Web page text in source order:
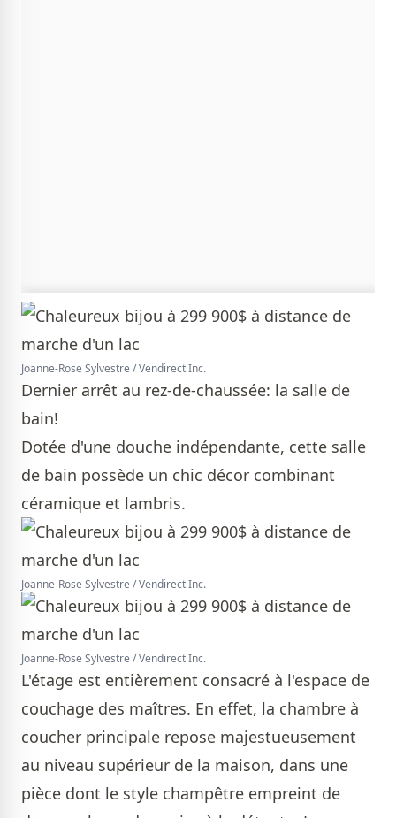
Joanne-Rose Sylvestre / Vendirect Inc.
Dernier arrêt au rez-de-chaussée: la salle de
bain!
Dotée d'une douche indépendante, cette salle
de bain possède un chic décor combinant
céramique et lambris.
Joanne-Rose Sylvestre / Vendirect Inc.
Joanne-Rose Sylvestre / Vendirect Inc.
L'étage est entièrement consacré à l'espace de
couchage des maîtres. En effet, la chambre à
coucher principale repose majestueusement
au niveau supérieur de la maison, dans une
pièce dont le style champêtre empreint de